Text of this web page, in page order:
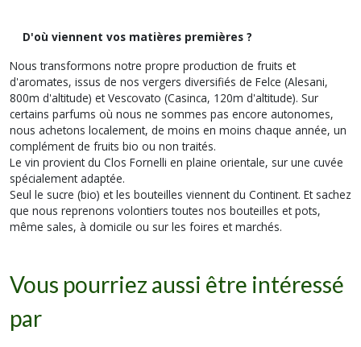
D'où viennent vos matières premières ?
Nous transformons notre propre production de fruits et
d'aromates, issus de nos vergers diversifiés de Felce (Alesani,
800m d'altitude) et Vescovato (Casinca, 120m d'altitude). Sur
certains parfums où nous ne sommes pas encore autonomes,
nous achetons localement, de moins en moins chaque année, un
complément de fruits bio ou non traités.
Le vin provient du Clos Fornelli en plaine orientale, sur une cuvée
spécialement adaptée.
Seul le sucre (bio) et les bouteilles viennent du Continent. Et sachez
que nous reprenons volontiers toutes nos bouteilles et pots,
même sales, à domicile ou sur les foires et marchés.
Vous pourriez aussi être intéressé
par